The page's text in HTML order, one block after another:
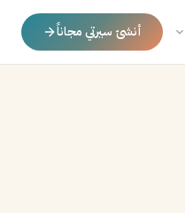
أنشئ سيرتي مجاناً